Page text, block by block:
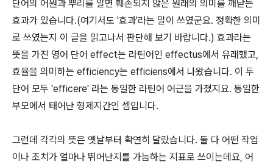
단어의 어원과 뿌리를 알면 훼손되지 않은 원래의 의미를 깨닫는
효과가 있습니다.(여기서도 '효과'라는 말이 쓰였군요. 정확한 의미
로 쓰였는지 이 글을 읽고나서 판단해 보기 바랍니다.) 효과라는
뜻을 가진 영어 단어 effect는 라틴어인 effectus에서 유래했고,
효율을 의미하는 efficiency는 efficiens에서 나왔습니다. 이 두
단어 모두 'efficere' 라는 동일한 라틴어 어근을 가졌지요. 동일한
부모에서 태어난 형제지간인 셈입니다.
그런데 각각의 뜻은 옛날부터 확연히 달랐습니다. 둘 다 어떤 작업
이나 조치가 얼마나 뛰어난지를 가늠하는 지표로 쓰이는데요, 어